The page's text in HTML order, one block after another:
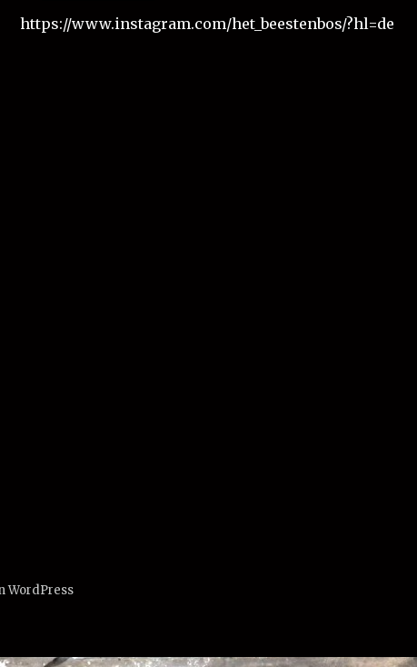
https://www.instagram.com/het_beestenbos/?hl=de
WordPress